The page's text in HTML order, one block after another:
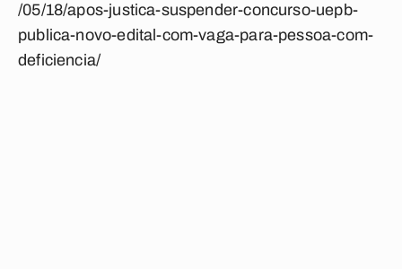
/05/18/apos-justica-suspender-concurso-uepb-
publica-novo-edital-com-vaga-para-pessoa-com-
deficiencia/